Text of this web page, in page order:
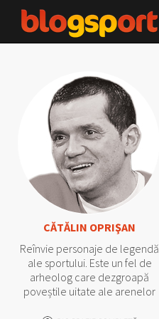
CĂTĂLIN OPRIŞAN
Reînvie personaje de legendă
ale sportului. Este un fel de
arheolog care dezgroapă
poveștile uitate ale arenelor